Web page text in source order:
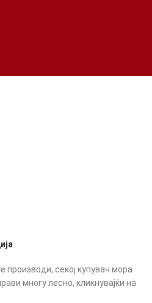
секој купувач мора
многу лесно, кликнувајќи на